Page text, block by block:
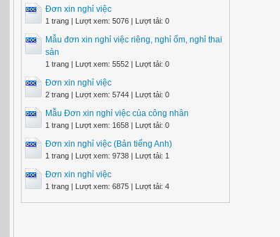
Đơn xin nghỉ việc
1 trang | Lượt xem: 5076 | Lượt tải: 0
Mẫu đơn xin nghỉ việc riêng, nghỉ ốm, nghỉ thai
sản
1 trang | Lượt xem: 5552 | Lượt tải: 0
Đơn xin nghỉ việc
2 trang | Lượt xem: 5744 | Lượt tải: 0
Mẫu Đơn xin nghỉ việc của công nhân
1 trang | Lượt xem: 1658 | Lượt tải: 0
Đơn xin nghỉ việc (Bản tiếng Anh)
1 trang | Lượt xem: 9738 | Lượt tải: 1
Đơn xin nghỉ việc
1 trang | Lượt xem: 6875 | Lượt tải: 4